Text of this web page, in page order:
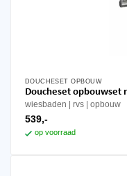
DOUCHESET OPBOUW
Doucheset opbouwset
wiesbaden rvs opbouw
539,-
op voorraad